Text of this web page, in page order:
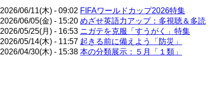
2026/06/11(木) - 09:02 FIFAワールドカップ2026特集
2026/06/05(金) - 15:20 めざせ英語力アップ：多視聴＆多読
2026/05/25(月) - 16:53 ニガテを克服「すうがく」特集
2026/05/14(木) - 11:57 起きる前に備えよう「防災」
2026/04/30(木) - 15:38 本の分類展示：５月「１類」